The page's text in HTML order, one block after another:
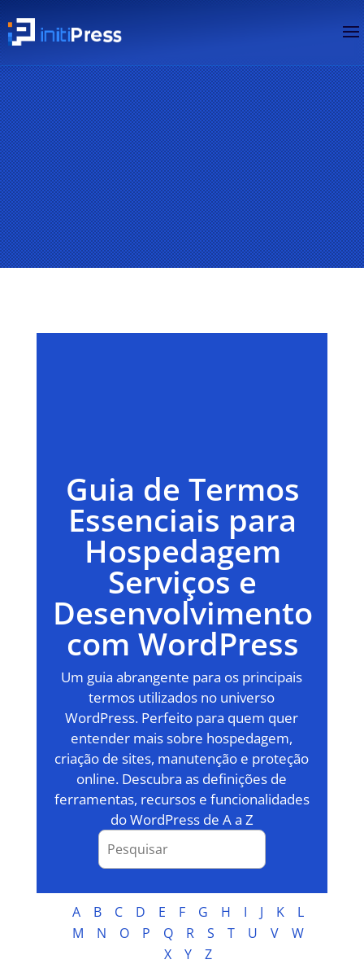
Guia de Termos
Essenciais para
Hospedagem
Serviços e
Desenvolvimento
com WordPress
Um guia abrangente para os principais
termos utilizados no universo
WordPress. Perfeito para quem quer
entender mais sobre hospedagem,
criação de sites, manutenção e proteção
online. Descubra as definições de
ferramentas, recursos e funcionalidades
do WordPress de A a Z
A B C D E F G H I J K
L
M
N O P Q R S T U V
W
X
Y Z